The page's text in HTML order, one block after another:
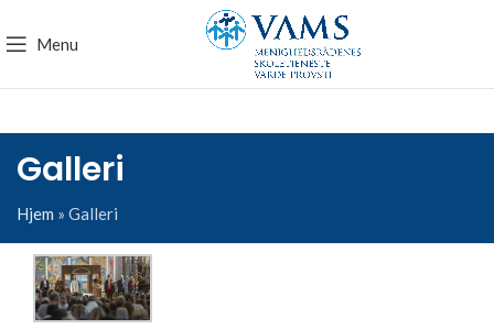
Menu
Galleri
Hjem » Galleri